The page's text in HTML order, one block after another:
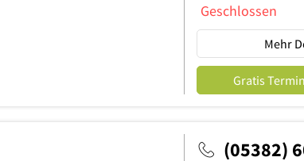
Geschlossen
Mehr
Gratis
(05382)